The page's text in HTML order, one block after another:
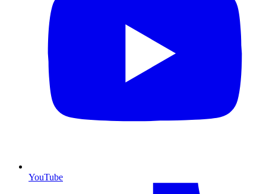
YouTube